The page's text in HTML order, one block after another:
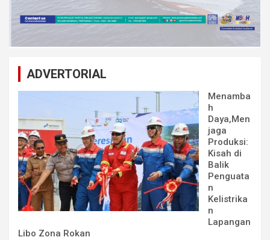
ADVERTORIAL
Menamba
h
Daya,Men
jaga
Produksi:
Kisah di
Balik
Penguata
n
Kelistrika
n
Lapangan
Libo Zona Rokan